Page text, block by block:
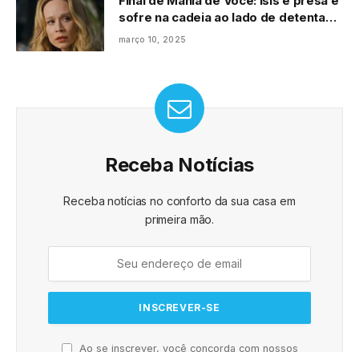
sofre na cadeia ao lado de detentas
ainda mais perigosas do que ela:
março 10, 2025
Receba Notícias
Receba notícias no conforto da sua casa em
primeira mão.
Ao se inscrever, você concorda com nossos